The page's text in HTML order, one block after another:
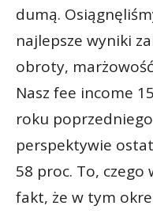
dumą.
najlepsze wyniki
obroty,
Nasz fee income
roku
perspektywie
58 proc. To,
fakt, że w tym